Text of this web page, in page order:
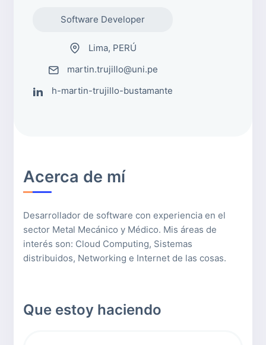
Software Developer
Lima, PERÚ
martin.trujillo@uni.pe
h-martin-trujillo-bustamante
Acerca de mí
Desarrollador de software con experiencia en el
sector Metal Mecánico y Médico. Mis áreas de
interés son: Cloud Computing, Sistemas
distribuidos, Networking e Internet de las cosas.
Que estoy haciendo